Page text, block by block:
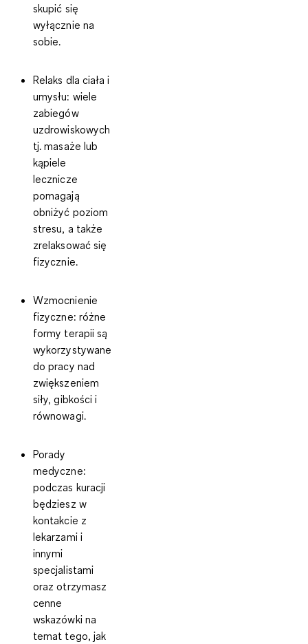
skupić się
wyłącznie na
sobie.
Relaks dla ciała i
umysłu: wiele
zabiegów
uzdrowiskowych
tj. masaże lub
kąpiele
lecznicze
pomagają
obniżyć poziom
stresu, a także
zrelaksować się
fizycznie.
Wzmocnienie
fizyczne: różne
formy terapii są
wykorzystywane
do pracy nad
zwiększeniem
siły, gibkości i
równowagi.
Porady
medyczne:
podczas kuracji
będziesz w
kontakcie z
lekarzami i
innymi
specjalistami
oraz otrzymasz
cenne
wskazówki na
temat tego, jak